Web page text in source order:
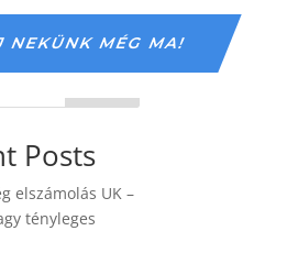
NEKÜNK MÉG MA!
Posts
elszámolás UK –
tényleges